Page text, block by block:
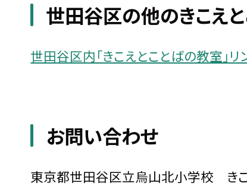
世田谷区の他のきこえ
世田谷区内「きこえとことばの教室」リ
お問い合わせ
東京都世田谷区立烏山北小学校 き